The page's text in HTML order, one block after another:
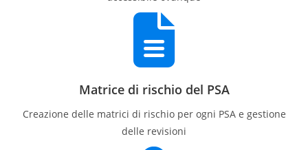
Matrice di rischio del PSA
Creazione delle matrici di rischio per ogni PSA e gestione
delle revisioni